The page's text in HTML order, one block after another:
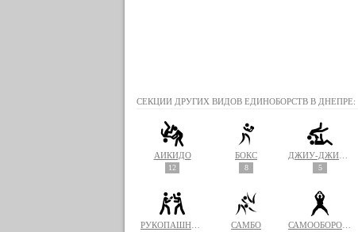
СЕКЦИИ ДРУГИХ ВИДОВ ЕДИНОБОРСТВ В ДНЕПРЕ:
АЙКИДО
12
БОКС
8 5
САМБО